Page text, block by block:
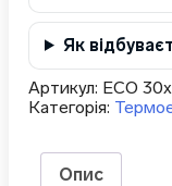
Як
Артикул: ЕСО
Категорія:
Опис